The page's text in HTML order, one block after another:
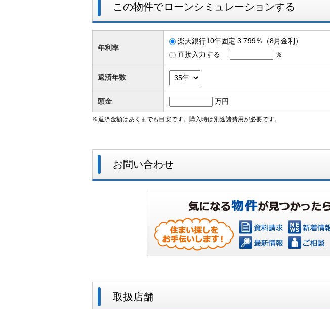
この物件でローンシミュレーションする
年利率
楽天銀行10年固定 3.799％（8月金利）
直接入力する
％
返済年数
頭金
万円
※返済金額はあくまでも目安です。購入時は別途諸費用が必要です。
お問い合わせ
取扱店舗